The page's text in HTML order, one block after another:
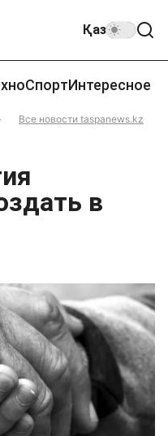
Қаз
СпортИнтересное
Все новости taspanews.kz
в